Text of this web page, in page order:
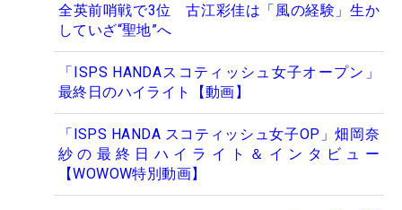
全英前哨戦で3位 古江彩佳は「風の経験」生か
していざ“聖地”へ
「ISPS HANDAスコティッシュ女子オープン」
最終日のハイライト【動画】
「ISPS HANDA スコティッシュ女子OP」畑岡奈
紗の最終日ハイライト＆インタビュー
【WOWOW特別動画】